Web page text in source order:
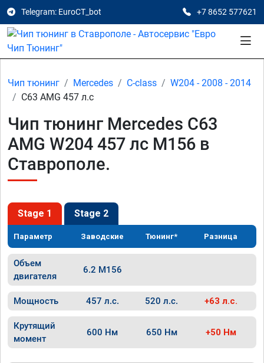
Telegram: EuroCT_bot +7 8652 577621
Чип тюнинг Mercedes C-class
W204 - 2008 - 2014
C63 AMG 457 л.с
Чип тюнинг Mercedes C63
AMG W204 457 лс M156 в
Ставрополе.
Stage 1 Stage 2
Параметр Заводские Тюнинг* Разница
Объем
двигателя
6.2 M156
Мощность 457 л.с. 520 л.с. +63 л.с.
Крутящий
момент
600 Нм 650 Нм +50 Нм